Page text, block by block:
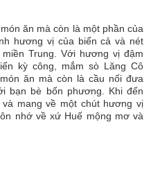
ăn mà còn là một phần của
hương vị của biển cả và nét
Trung. Với hương vị đậm
kỳ công, mắm sò Lăng Cô
ăn mà còn là cầu nối đưa
bạn bè bốn phương. Khi đến
mang về một chút hương vị
nhớ về xứ Huế mộng mơ và